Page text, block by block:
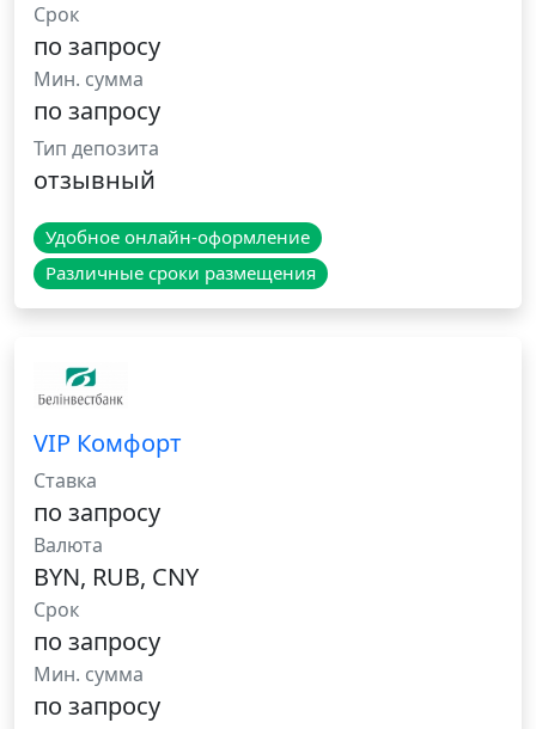
Срок
по запросу
Мин. сумма
по запросу
Тип депозита
отзывный
Удобное онлайн-оформление
Различные сроки размещения
VIP Комфорт
Ставка
по запросу
Валюта
BYN, RUB, CNY
Срок
по запросу
Мин. сумма
по запросу